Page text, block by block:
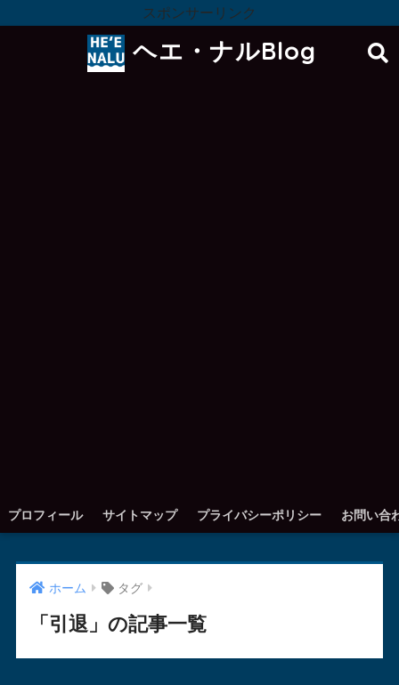
スポンサーリンク
ヘエ・ナルBlog
プロフィール サイトマップ プライバシーポリシー お問い合
ホーム タグ
「引退」の記事一覧